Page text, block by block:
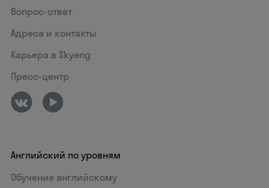
Вопрос-ответ
Адреса и контакты
Карьера в Skyeng
Пресс-центр
Английский по уровням
Обучение английскому